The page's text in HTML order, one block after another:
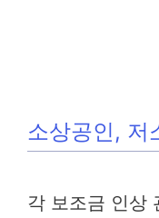
소상공인, 저
각 보조금 인상